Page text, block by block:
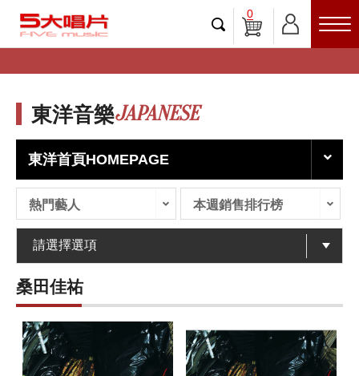
0
東洋音樂JAPANESE
東洋首頁HOMEPAGE
熱門藝人 本週銷售排行榜
桑田佳祐